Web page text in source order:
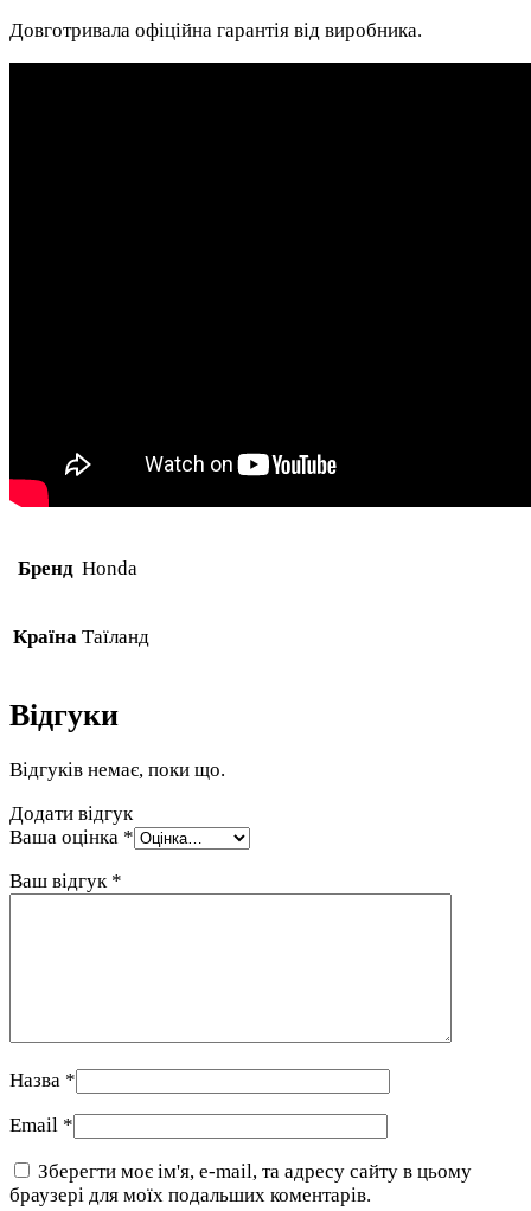
Довготривала офіційна гарантія від виробника.
Бренд Honda
Країна Таїланд
Відгуки
Відгуків немає, поки що.
Додати відгук
Ваша оцінка *
Ваш відгук *
Назва *
Email *
Зберегти моє ім'я, e-mail, та адресу сайту в цьому
браузері для моїх подальших коментарів.